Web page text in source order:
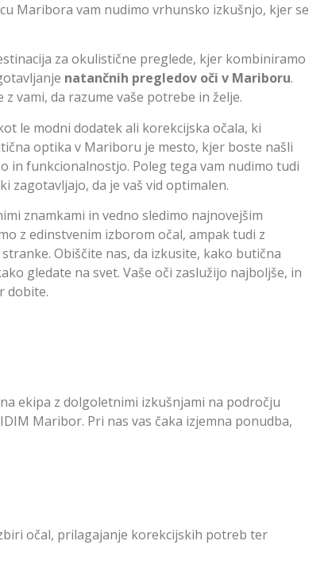
Maribora vam nudimo vrhunsko izkušnjo, kjer se
za okulistične preglede, kjer kombiniramo
natančnih pregledov oči v Mariboru.
vami, da razume vaše potrebe in želje.
le modni dodatek ali korekcijska očala, ki
optika v Mariboru je mesto, kjer boste našli
in funkcionalnostjo. Poleg tega vam nudimo tudi
zagotavljajo, da je vaš vid optimalen.
znamkami in vedno sledimo najnovejšim
z edinstvenim izborom očal, ampak tudi z
Obiščite nas, da izkusite, kako butična
gledate na svet. Vaše oči zaslužijo najboljše, in
dobite.
ekipa z dolgoletnimi izkušnjami na področju
Maribor. Pri nas vas čaka izjemna ponudba,
očal, prilagajanje korekcijskih potreb ter